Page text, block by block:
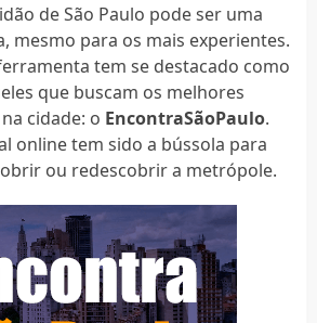
de São Paulo pode ser uma
mesmo para os mais experientes.
tem se destacado como
que buscam os melhores
cidade: o EncontraSãoPaulo.
online tem sido a bússola para
ou redescobrir a metrópole.